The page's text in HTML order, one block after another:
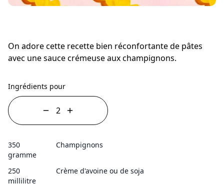
On adore cette recette bien réconfortante de pâtes
avec une sauce crémeuse aux champignons.
Ingrédients pour
350
gramme
Champignons
250
millilitre
Crème d'avoine ou de soja